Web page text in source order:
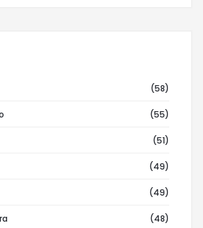
(58)
(55)
(51)
(49)
(49)
(48)